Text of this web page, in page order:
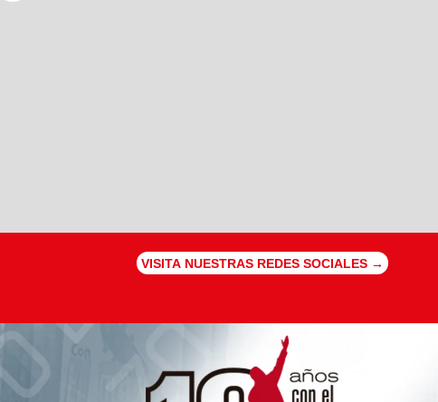
VISITA NUESTRAS REDES SOCIALES →